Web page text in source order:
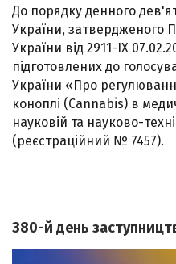
До порядку денного
України, затвердженого
України від 2911-IX
підготовлених до
України «Про
коноплі (Cannabis) в
науковій та науково-
(реєстраційний № 7457).
380-й день